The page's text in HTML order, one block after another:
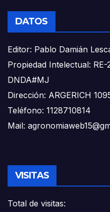
DATOS
Editor: Pablo Damián
Propiedad Intelectual:
DNDA#MJ
Dirección: ARGERICH
Teléfono: 1128710814
Mail:
VISITAS
Total de visitas: